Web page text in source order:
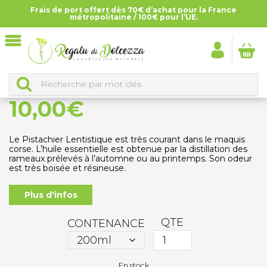
Frais de port offert dès 70€ d’achat pour la France
métropolitaine / 100€ pour l’UE.
Accueil>Tous les produits>Hydrolats>Hydrolat de
Lentisque pistachier
HYDROLAT DE LENTISQUE PISTACHIER
10,00€
Le Pistachier Lentistique est très courant dans le maquis
corse. L’huile essentielle est obtenue par la distillation des
rameaux prélevés à l’automne ou au printemps. Son odeur
est très boisée et résineuse.
Plus d'infos
CONTENANCE QTE